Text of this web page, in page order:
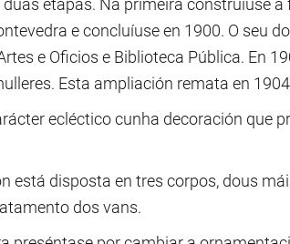
etapas. Na primeira construíuse
e concluíuse en 1900. O seu
e Oficios e Biblioteca Pública. En
Esta ampliación remata en
ecléctico cunha decoración que
está disposta en tres corpos, dous
dos vans.